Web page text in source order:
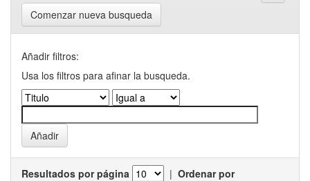
Comenzar nueva busqueda
Añadir filtros:
Usa los filtros para afinar la busqueda.
Resultados por página | Ordenar por